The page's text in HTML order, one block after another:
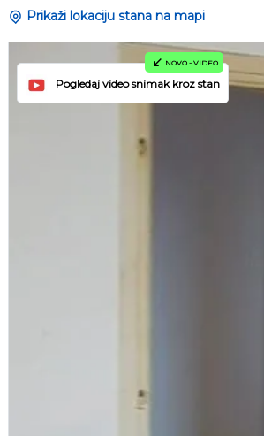
Prikaži lokaciju stana na mapi
NOVO - VIDEO
Pogledaj video snimak kroz stan